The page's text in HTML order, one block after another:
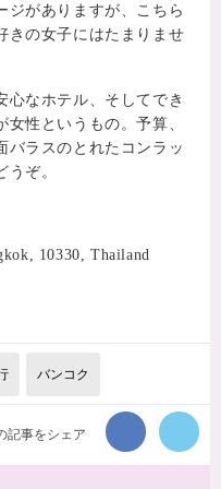
ジがありますが、こちら
きの女子にはたまりませ
心なホテル、そしてでき
性というもの。予算、
バラスのとれたコンラッ
うぞ。
10330, Thailand
バンコク
記事をシェア